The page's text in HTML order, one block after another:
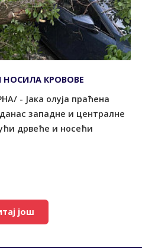
НОСИЛА КРОВОВЕ
- Јака олуја праћена
западне и централне
дрвеће и носећи
још